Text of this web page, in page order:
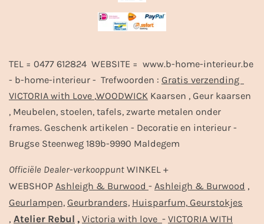
TEL = 0477 612824 WEBSITE = www.b-home-interieur.be
- b-home-interieur - Trefwoorden : Gratis verzending
VICTORIA with Love ,WOODWICK Kaarsen , Geur kaarsen
, Meubelen, stoelen, tafels, zwarte metalen onder
frames. Geschenk artikelen - Decoratie en interieur -
Brugse Steenweg 189b-9990 Maldegem
Officiële Dealer-verkooppunt WINKEL +
WEBSHOP Ashleigh & Burwood - Ashleigh & Burwood ,
Geurlampen, Geurbranders, Huisparfum, Geurstokjes
, Atelier Rebul , Victoria with love - VICTORIA WITH